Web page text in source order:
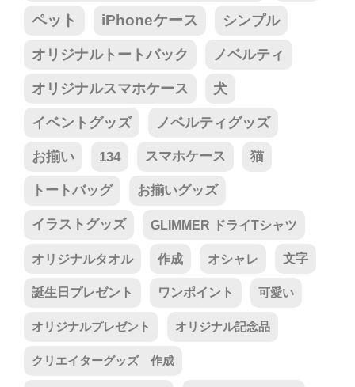
ペット iPhoneケース シンプル
オリジナルトートバック ノベルティ
オリジナルスマホケース 犬
イベントグッズ ノベルティグッズ
お揃い 134 スマホケース 猫
トートバッグ お揃いグッズ
イラストグッズ GLIMMER ドライTシャツ
オリジナルタオル 作成 オシャレ 文字
誕生日プレゼント ワンポイント 可愛い
オリジナルプレゼント オリジナル記念品
クリエイターグッズ 作成